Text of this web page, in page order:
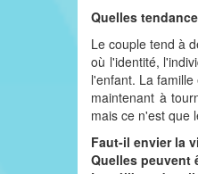
Quelles
Le couple tend à
où l'identité,
l'enfant. La
maintenant à
mais ce n'est que
Faut-il envier la
Quelles peuvent